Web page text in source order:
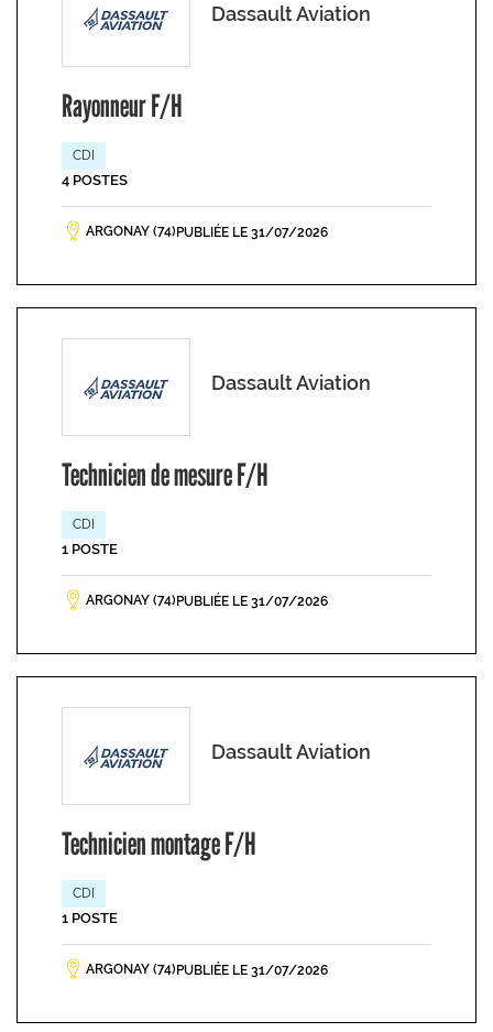
Dassault Aviation
Rayonneur F/H
CDI
4 POSTES
ARGONAY (74) PUBLIÉE LE 31/07/2026
Dassault Aviation
Technicien de mesure F/H
CDI
1 POSTE
ARGONAY (74) PUBLIÉE LE 31/07/2026
Dassault Aviation
Technicien montage F/H
CDI
1 POSTE
ARGONAY (74) PUBLIÉE LE 31/07/2026